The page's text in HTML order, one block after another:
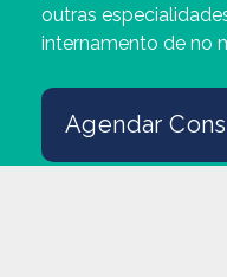
outras
internamento de no
Agendar